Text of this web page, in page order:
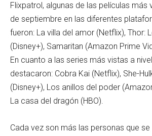
Flixpatrol, algunas de las películas más
de septiembre en las diferentes
fueron: La villa del amor (Netflix), Thor:
(Disney+), Samaritan (Amazon Prime
En cuanto a las series más vistas a
destacaron: Cobra Kai (Netflix), She-
(Disney+), Los anillos del poder
La casa del dragón (HBO).
Cada vez son más las personas que